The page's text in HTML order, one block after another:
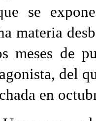
se
materia
meses de
del
en